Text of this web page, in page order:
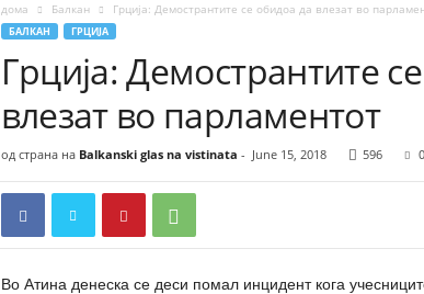
дома Балкан Грција: Демострантите се обидоа да влезат во
БАЛКАН ГРЦИЈА
Грција: Демострантите
влезат во парламентот
од страна на Balkanski glas na vistinata - June 15, 2018 596 0
Во Атина денеска се деси помал инцидент кога